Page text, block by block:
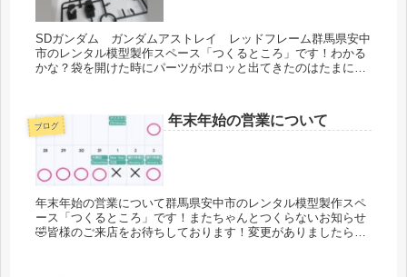
SDガンダム ガンダムアストレイ レッドフレーム群馬県安中
市のレンタル模型製作スペース「つくるところ」です！わかる
かな？袋を開けた時にパーツがポロッと出てきたのはたまにあ
ブログ 年末年始の営業について
年末年始の営業について群馬県安中市のレンタル模型製作スペ
ース「つくるところ」です！またちゃんとつくらないお知らせ
🤣皆様のご来店をお待ちしております！変更がありましたらま